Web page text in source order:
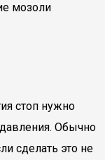
мозоли
стоп нужно
Обычно
сделать это не